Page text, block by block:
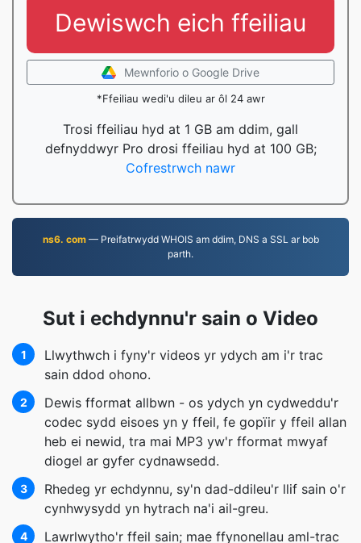
Dewiswch eich ffeiliau
Mewnforio o Google Drive
*Ffeiliau wedi'u dileu ar ôl 24 awr
Trosi ffeiliau hyd at 1 GB am ddim, gall
defnyddwyr Pro drosi ffeiliau hyd at 100 GB;
Cofrestrwch nawr
ns6. com— Preifatrwydd WHOIS am ddim, DNS a SSL ar bob
parth.
Sut i echdynnu'r sain o Video
1
Llwythwch i fyny'r videos yr ydych am i'r trac
sain ddod ohono.
2
Dewis fformat allbwn - os ydych yn cydweddu'r
codec sydd eisoes yn y ffeil, fe gopïir y ffeil allan
heb ei newid, tra mai MP3 yw'r fformat mwyaf
diogel ar gyfer cydnawsedd.
3
Rhedeg yr echdynnu, sy'n dad-ddileu'r llif sain o'r
cynhwysydd yn hytrach na'i ail-greu.
4
Lawrlwytho'r ffeil sain; mae ffynonellau aml-trac